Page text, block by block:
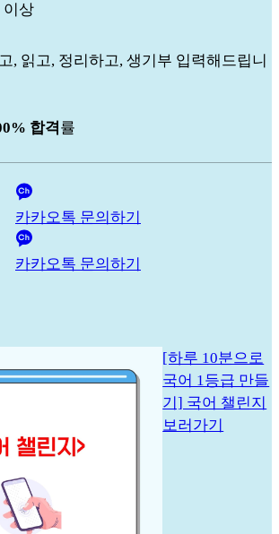
이상
, 읽고, 정리하고, 생기부 입력해드립니
합격률
카카오톡 문의하기
카카오톡 문의하기
[하루 10분으로
국어 1등급 만들
기] 국어 챌린지
보러가기